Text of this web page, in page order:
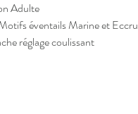
Adulte
éventails Marine et Eccru
réglage coulissant